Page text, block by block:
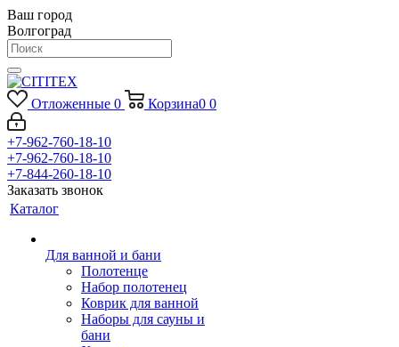
Ваш город
Волгоград
Отложенные 0 Корзина0 0
+7-962-760-18-10
+7-962-760-18-10
+7-844-260-18-10
Заказать звонок
Каталог
Для ванной и бани
Полотенце
Набор полотенец
Коврик для ванной
Наборы для сауны и
бани